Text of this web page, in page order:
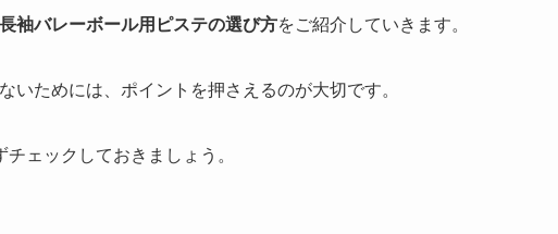
長袖バレーボール用ピステの選び方をご紹介していきます。
いためには、ポイントを押さえるのが大切です。
ェックしておきましょう。